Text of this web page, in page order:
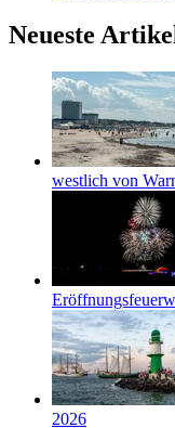
Neueste
westlich von
2026